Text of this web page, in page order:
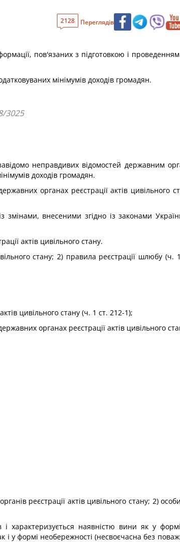
2128 Переглядів
пов'язаних з підготовкою і
мінімумів доходів громадян.
3025
неправдивих відомостей державним
доходів громадян.
органах реєстрації актів цивільного
змінами, внесеними згідно із законами
актів цивільного стану.
стану; 2) правила реєстрації шлюбу (ч.
цивільного стану (ч. 1 ст. 212-1);
органах реєстрації актів цивільного
реєстрації актів цивільного стану; 2)
характеризується наявністю вини як у
і у формі необережності (несвоєчасна без